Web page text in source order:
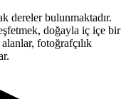
dereler bulunmaktadır.
doğayla iç içe bir
fotoğrafçılık